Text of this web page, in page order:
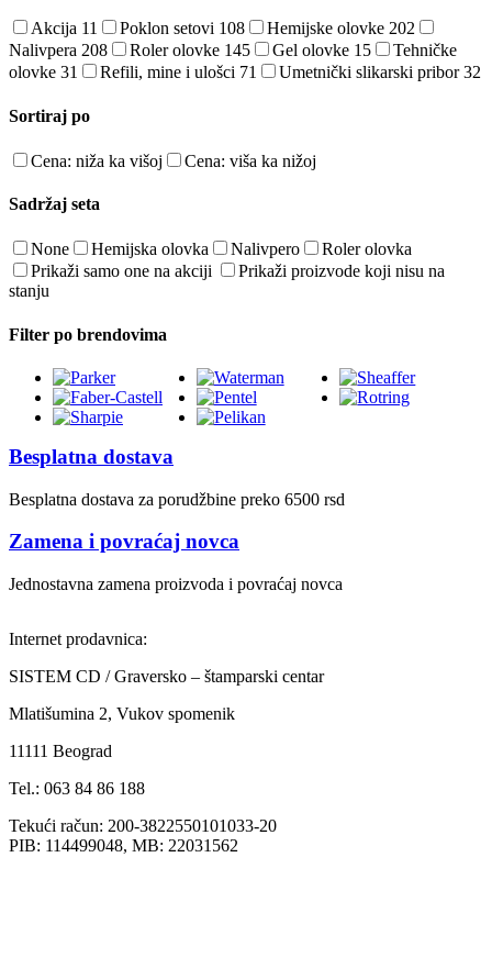
Akcija 11 Poklon setovi 108 Hemijske olovke 202
Nalivpera 208 Roler olovke 145 Gel olovke 15
Tehničke
olovke 31 Refili, mine i ulošci 71 Umetnički slikarski pribor32
Sortiraj po
Cena: niža ka višoj Cena: viša ka nižoj
Sadržaj seta
None Hemijska olovka Nalivpero
Roler olovka
Prikaži samo one na akciji
Prikaži proizvode koji nisu na
stanju
Filter po brendovima
Besplatna dostava
Besplatna dostava za porudžbine preko 6500 rsd
Zamena i povraćaj novca
Jednostavna zamena proizvoda i povraćaj novca
Internet prodavnica:
SISTEM CD / Graversko – štamparski centar
Mlatišumina 2, Vukov spomenik
11111 Beograd
Tel.: 063 84 86 188
Tekući račun: 200-3822550101033-20
PIB: 114499048, MB: 22031562